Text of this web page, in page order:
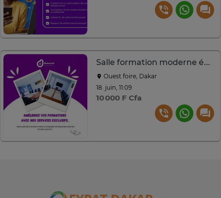
Salle formation moderne équipée avec écran et mobilier
Ouest foire, Dakar
18. juin, 11:09
10 000 F Cfa